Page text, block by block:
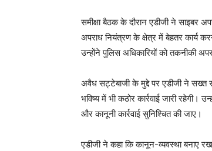
समीक्षा बैठक के दौरान एडीजी ने साइबर
अपराध नियंत्रण के क्षेत्र में बेहतर कार्य
उन्होंने पुलिस अधिकारियों को तकनीकी
अवैध सट्टेबाजी के मुद्दे पर एडीजी ने
भविष्य में भी कठोर कार्रवाई जारी रहेगी।
और कानूनी कार्रवाई सुनिश्चित की जाए।
एडीजी ने कहा कि कानून-व्यवस्था बनाए